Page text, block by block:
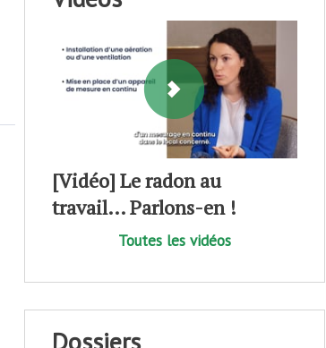
[Vidéo] Le radon au
travail… Parlons-en !
Toutes les vidéos